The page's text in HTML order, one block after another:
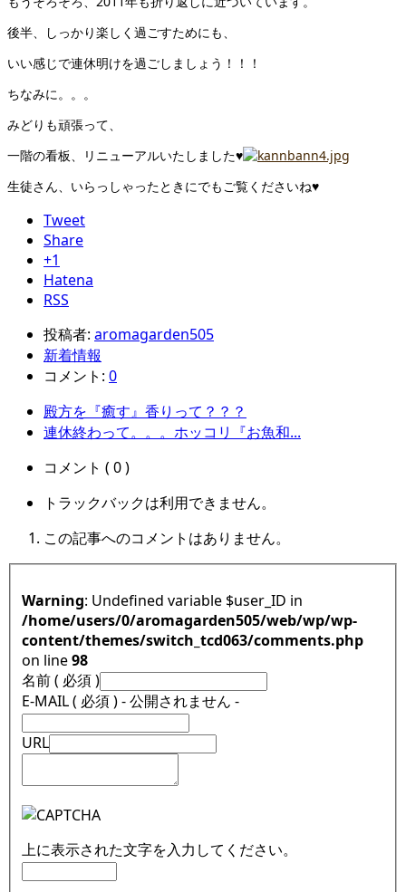
後半、しっかり楽しく過ごすためにも、
いい感じで連休明けを過ごしましょう！！！
ちなみに。。。
みどりも頑張って、
一階の看板、リニューアルいたしました♥
生徒さん、いらっしゃったときにでもご覧くださいね♥
Tweet
Share
+1
Hatena
RSS
投稿者: aromagarden505
新着情報
コメント: 0
殿方を『癒す』香りって？？？
連休終わって。。。ホッコリ『お魚和...
コメント ( 0 )
トラックバックは利用できません。
この記事へのコメントはありません。
Warning : Undefined variable $user_ID in
/home/users/0/aromagarden505/web/wp/wp-
content/themes/switch_tcd063/comments.php
on line98
名前 ( 必須 )
E-MAIL ( 必須 ) - 公開されません -
URL
上に表示された文字を入力してください。